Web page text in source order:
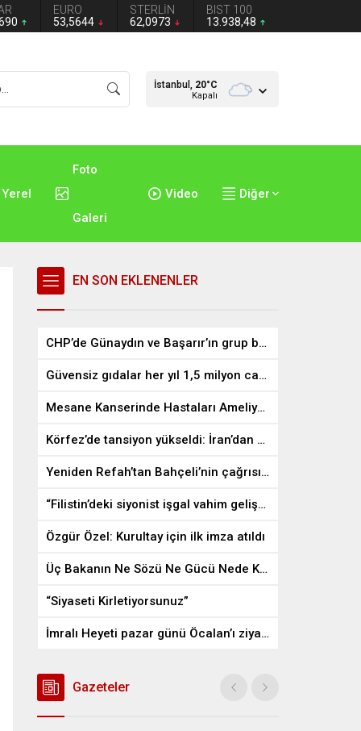
EURO
53,5644
STERLİN
62,0973
BIST 100
13.938,48
İstanbul, 20°C
Kapalı
Yerel
Foto
Galeri
Video Diğer
EN SON EKLENENLER
CHP’de Günaydın ve Başarır’ın grup başkanvekilliği düştü
Güvensiz gıdalar her yıl 1,5 milyon can alıyor
Mesane Kanserinde Hastaları Ameliyattan Kurtaran İlaç
Körfez’de tansiyon yükseldi: İran’dan ABD üslerine misilleme
Yeniden Refah’tan Bahçeli’nin çağrısına destek
“Filistin’deki siyonist işgal vahim gelişmelere gebe”
Özgür Özel: Kurultay için ilk imza atıldı
Üç Bakanın Ne Sözü Ne Gücü Nede Kudreti Yetmedi
“Siyaseti Kirletiyorsunuz”
İmralı Heyeti pazar günü Öcalan’ı ziyaret edecek
Gazeteler